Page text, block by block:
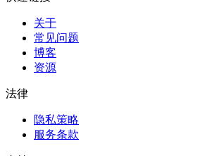
关于
常见问题
博客
资源
法律
隐私策略
服务条款